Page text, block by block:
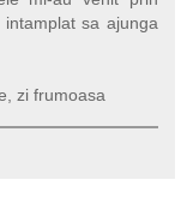
sa ajunga
zi frumoasa